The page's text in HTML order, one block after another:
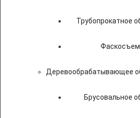
Трубопрокатное
Деревообрабатывающее
Брусовальное